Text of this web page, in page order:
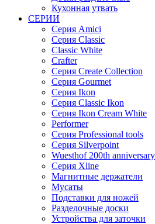
Кухонная утвать
СЕРИИ
Серия Amici
Серия Classic
Classic White
Crafter
Серия Create Collection
Серия Gourmet
Серия Ikon
Серия Classic Ikon
Серия Ikon Cream White
Performer
Серия Professional tools
Серия Silverpoint
Wuesthof 200th anniversary
Серия Xline
Магнитные держатели
Мусаты
Подставки для ножей
Разделочные доски
Устройства для заточки